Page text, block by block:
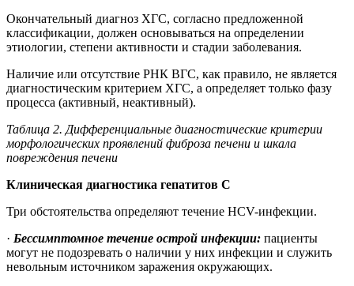
Окончательный диагноз ХГС, согласно предложенной
классификации, должен основываться на определении
этиологии, степени активности и стадии заболевания.
Наличие или отсутствие РНК ВГС, как правило, не является
диагностическим критерием ХГС, а определяет только фазу
процесса (активный, неактивный).
Таблица 2. Дифференциальные диагностические критерии
морфологических проявлений фиброза печени и шкала
повреждения печени
Клиническая диагностика гепатитов С
Три обстоятельства определяют течение HCV-инфекции.
· Бессимптомное течение острой инфекции: пациенты
могут не подозревать о наличии у них инфекции и служить
невольным источником заражения окружающих.